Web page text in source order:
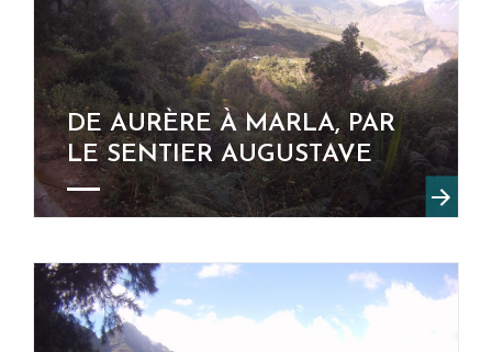
DE AURÈRE À MARLA, PAR
LE SENTIER AUGUSTAVE